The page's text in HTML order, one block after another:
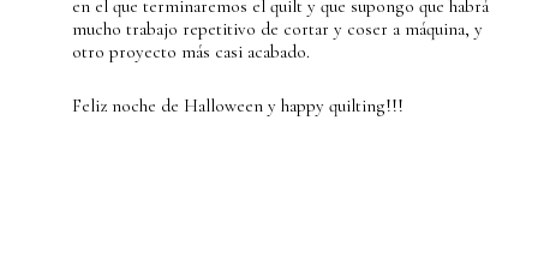
en el que terminaremos el quilt y que supongo que habrá
mucho trabajo repetitivo de cortar y coser a máquina, y
otro proyecto más casi acabado.
Feliz noche de Halloween y happy quilting!!!